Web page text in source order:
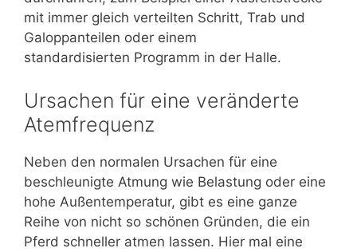
mit immer gleich verteilten Schritt, Trab und
Galoppanteilen oder einem
standardisierten Programm in der Halle.
Ursachen für eine veränderte
Atemfrequenz
Neben den normalen Ursachen für eine
beschleunigte Atmung wie Belastung oder eine
hohe Außentemperatur, gibt es eine ganze
Reihe von nicht so schönen Gründen, die ein
Pferd schneller atmen lassen. Hier mal eine